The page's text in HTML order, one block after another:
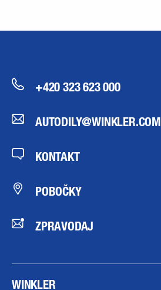
+420 323 623 000
AUTODILY@WINKLER.COM
KONTAKT
POBOČKY
ZPRAVODAJ
WINKLER